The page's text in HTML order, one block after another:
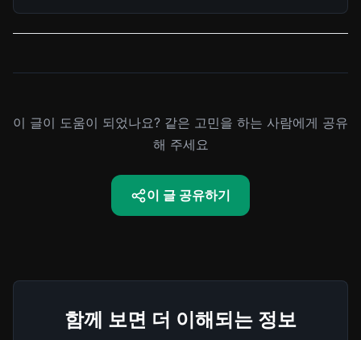
이 글이 도움이 되었나요? 같은 고민을 하는 사람에게 공유
해 주세요
이 글 공유하기
함께 보면 더 이해되는 정보